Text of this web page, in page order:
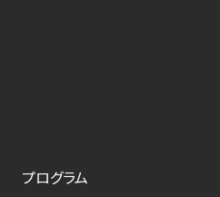
プログラム